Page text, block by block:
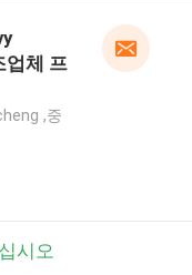
업체 프
,중
시오